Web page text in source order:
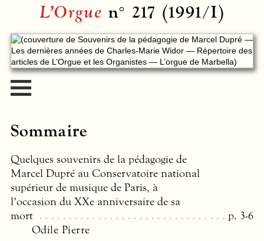
L’Orgue n° 217 (1991/I)
Sommaire
Quelques souvenirs de la pédagogie de
Marcel Dupré au Conservatoire national
supérieur de musique de Paris, à
l’occasion du XXe anniversaire de sa
mort
p. 3-6
Odile Pierre